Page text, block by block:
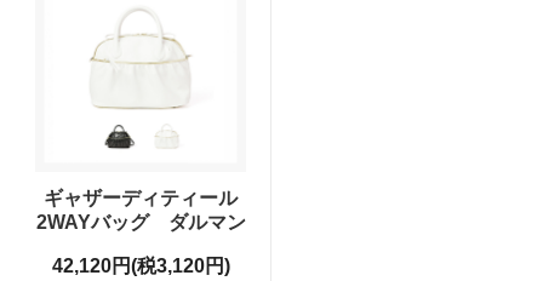
ギャザーディティール
2WAYバッグ ダルマン
42,120円(税3,120円)